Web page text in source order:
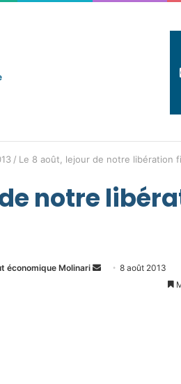
/ Le 8 août, lejour de notre libération
notre
économique Molinari
Envoyer8 août 2013